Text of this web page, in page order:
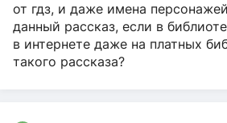
от гдз, и даже имена
данный рассказ, если в
в интернете даже на платных
такого рассказа?